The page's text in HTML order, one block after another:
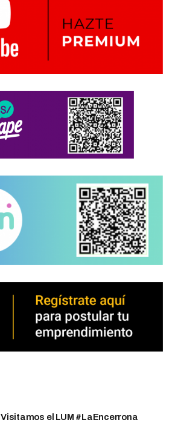
Visitamos el LUM #LaEncerrona